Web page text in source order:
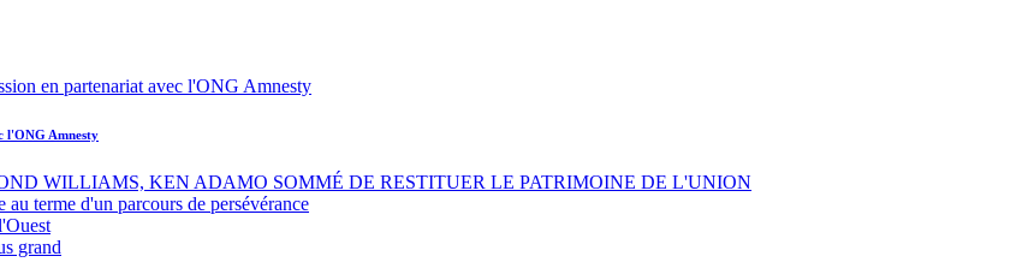
l'ONG Amnesty
WILLIAMS, KEN ADAMO SOMMÉ DE RESTITUER LE PATRIMOINE DE L'UNION
terme d'un parcours de persévérance
grand